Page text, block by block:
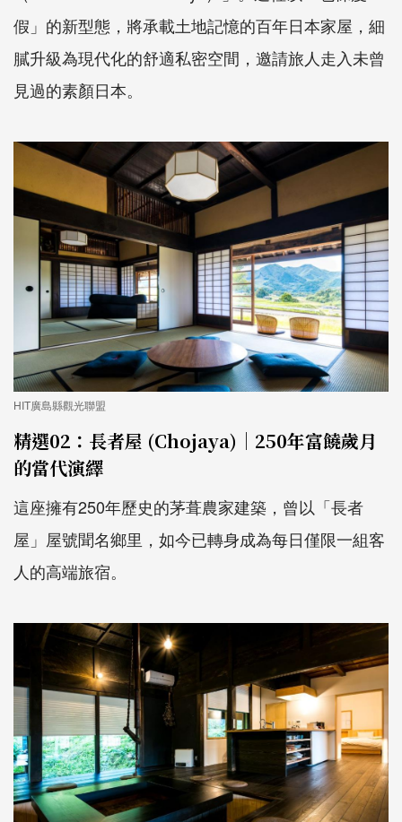
假」的新型態，將承載土地記憶的百年日本家屋，細
膩升級為現代化的舒適私密空間，邀請旅人走入未曾
見過的素顏日本。
HIT廣島縣觀光聯盟
精選02：長者屋 (Chojaya)｜250年富饒歲月
的當代演繹
這座擁有250年歷史的茅葺農家建築，曾以「長者
屋」屋號聞名鄉里，如今已轉身成為每日僅限一組客
人的高端旅宿。